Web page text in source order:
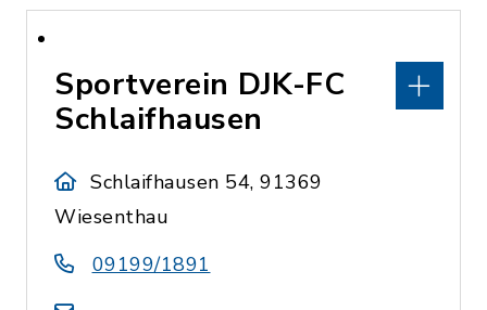
Sportverein DJK-FC
Schlaifhausen
Schlaifhausen 54, 91369
Wiesenthau
09199/1891